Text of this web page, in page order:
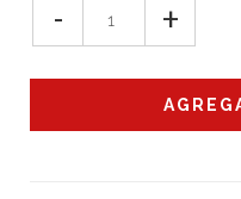
- +